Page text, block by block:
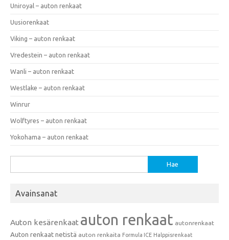
Uniroyal – auton renkaat
Uusiorenkaat
Viking – auton renkaat
Vredestein – auton renkaat
Wanli – auton renkaat
Westlake – auton renkaat
Winrur
Wolftyres – auton renkaat
Yokohama – auton renkaat
Avainsanat
Auton kesärenkaat auton renkaat autonrenkaat
Auton renkaat netistä auton renkaita Formula ICE Halppisrenkaat